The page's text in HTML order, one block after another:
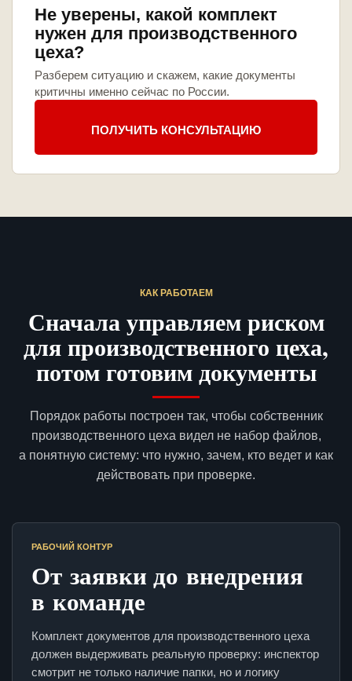
Не уверены, какой комплект
нужен для производственного
цеха?
Разберем ситуацию и скажем, какие документы
критичны именно сейчас по России.
ПОЛУЧИТЬ КОНСУЛЬТАЦИЮ
КАК РАБОТАЕМ
Сначала управляем риском
для производственного цеха,
потом готовим документы
Порядок работы построен так, чтобы собственник
производственного цеха видел не набор файлов,
а понятную систему: что нужно, зачем, кто ведет и как
действовать при проверке.
РАБОЧИЙ КОНТУР
От заявки до внедрения
в команде
Комплект документов для производственного цеха
должен выдерживать реальную проверку: инспектор
смотрит не только наличие папки, но и логику